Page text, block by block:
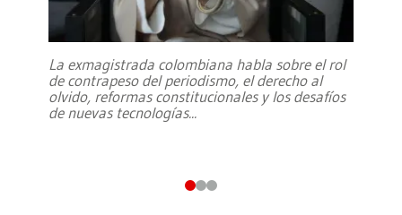
La exmagistrada colombiana habla sobre el rol
de contrapeso del periodismo, el derecho al
olvido, reformas constitucionales y los desafíos
de nuevas tecnologías...